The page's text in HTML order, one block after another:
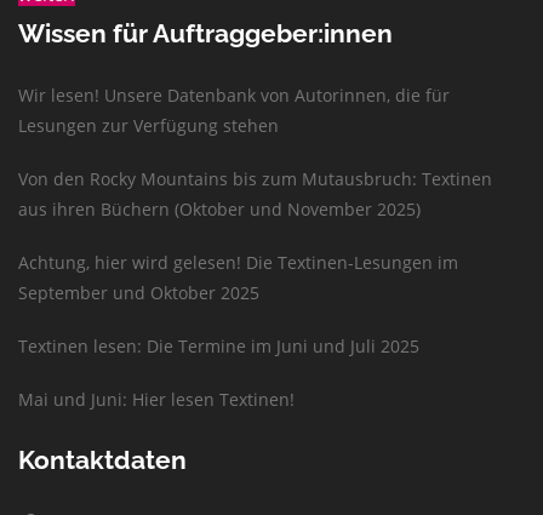
Wissen für Auftraggeber:innen
Wir lesen! Unsere Datenbank von Autorinnen, die für
Lesungen zur Verfügung stehen
Von den Rocky Mountains bis zum Mutausbruch: Textinen
aus ihren Büchern (Oktober und November 2025)
Achtung, hier wird gelesen! Die Textinen-Lesungen im
September und Oktober 2025
Textinen lesen: Die Termine im Juni und Juli 2025
Mai und Juni: Hier lesen Textinen!
Kontaktdaten